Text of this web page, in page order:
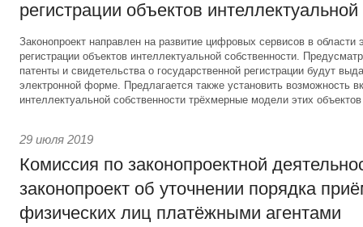
регистрации объектов
Законопроект направлен на развитие цифровых сервисов в области
регистрации объектов интеллектуальной собственности.
патенты и свидетельства о государственной регистрации будут
электронной форме. Предлагается также установить возможность
интеллектуальной собственности трёхмерные модели этих
29 июля 2019
Комиссия по законопроектной
законопроект об уточнении порядка
физических лиц платёжными агентами